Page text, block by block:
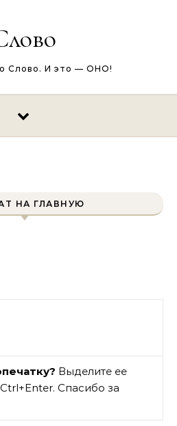
Слово. И это — ОНО!
НА ГЛАВНУЮ
Выделите ее
Спасибо за